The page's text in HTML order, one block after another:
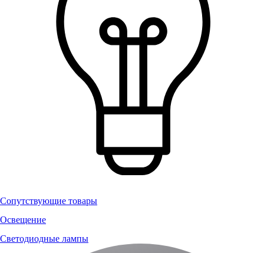
Сопутствующие товары
Освещение
Светодиодные лампы